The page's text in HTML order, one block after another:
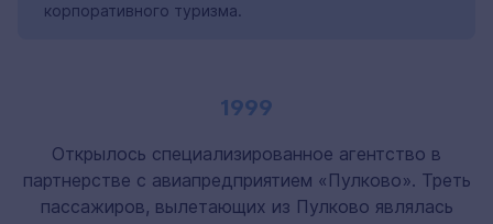
корпоративного туризма.
1999
Открылось специализированное агентство в
партнерстве с авиапредприятием «Пулково». Треть
пассажиров, вылетающих из Пулково являлась